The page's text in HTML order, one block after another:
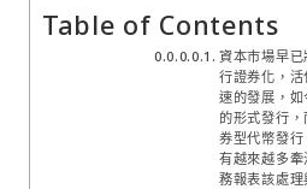
Table of Contents
資本市場早
行證券化，
速的發展，
的形式發行
券型代幣發
有越來越多
務報表該處理